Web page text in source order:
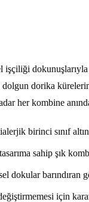
işçiliği
dolgun dorika
her kombine
birinci sınıf
sahip şık
barındıran
için